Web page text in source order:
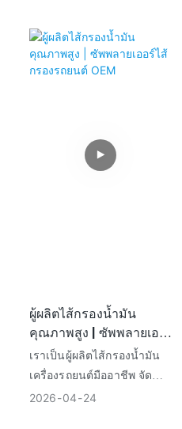
ผู้ผลิตไส้กรองน้ำมัน
คุณภาพสูง | ซัพพลายเอ
อร์ไส้กรองรถยนต์ OEM
เราเป็นผู้ผลิตไส้กรองน้ำมัน
เครื่องรถยนต์มืออาชีพ จัด
จำหน่ายไส้กรองคุณภาพสูง
2026 04 24